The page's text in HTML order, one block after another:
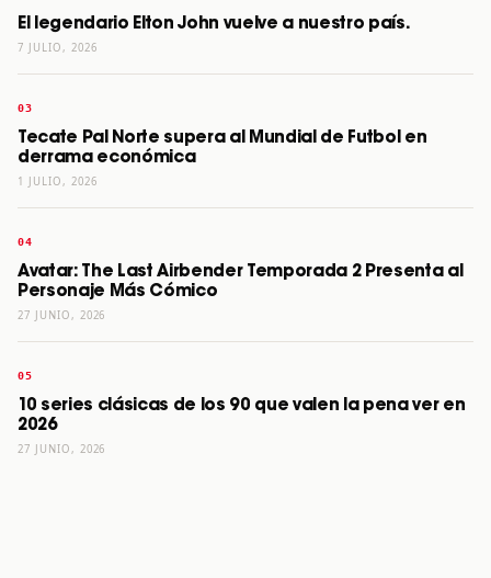
El legendario Elton John vuelve a nuestro país.
7 JULIO, 2026
Tecate Pal Norte supera al Mundial de Futbol en
derrama económica
1 JULIO, 2026
Avatar: The Last Airbender Temporada 2 Presenta al
Personaje Más Cómico
27 JUNIO, 2026
10 series clásicas de los 90 que valen la pena ver en
2026
27 JUNIO, 2026